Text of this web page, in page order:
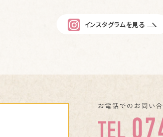
インスタグラムを見る